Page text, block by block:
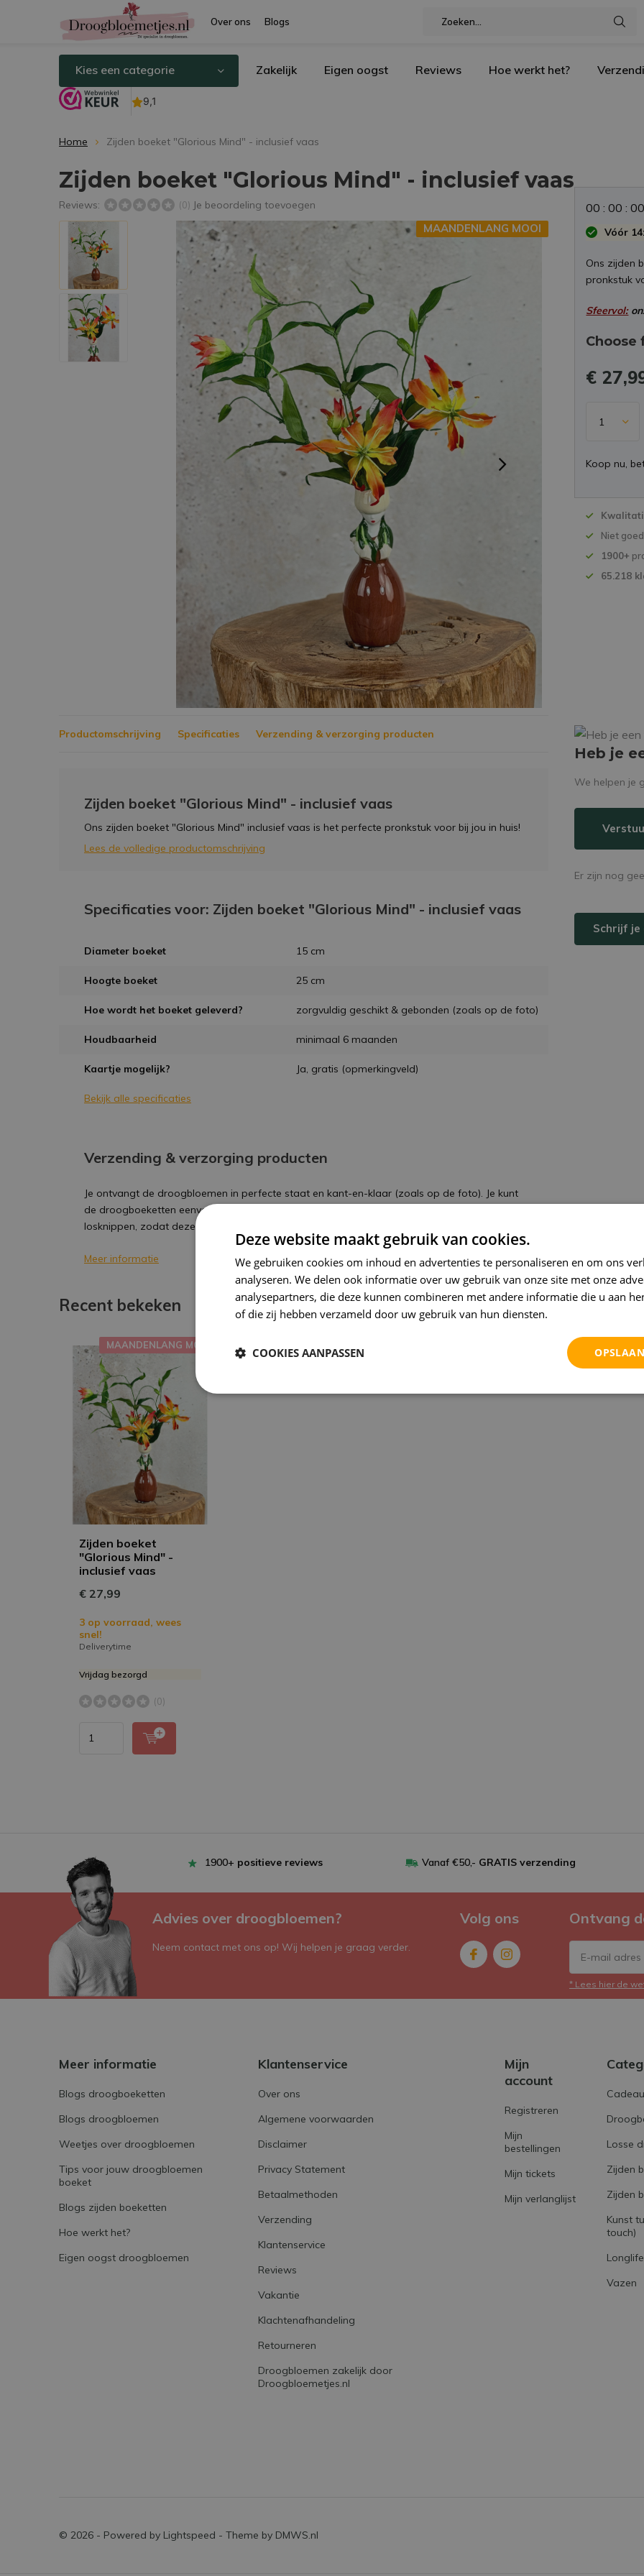
Over ons Blogs
Kies een categorie Zakelijk Eigen oogst Reviews Hoe werkt het?
Home Zijden boeket "Glorious Mind" - inclusief vaas
Zijden boeket "Glorious Mind" - inclusief vaas
Reviews: (0) Je beoordeling toevoegen
MAANDENLANG MOOI
00 :00 :00
Vóór
Ons zijden
pronkstuk
Sfeervol:
Choose
€
Koop nu,
Niet
1900+
65.218
Productomschrijving Specificaties Verzending & verzorging producten
Zijden boeket "Glorious Mind" - inclusief vaas
Ons zijden boeket "Glorious Mind" inclusief vaas is het perfecte pronkstuk voor bij jou in huis!
Lees de volledige productomschrijving
Specificaties voor: Zijden boeket "Glorious Mind" - inclusief vaas
Diameter boeket 15 cm
Hoogte boeket 25 cm
Hoe wordt het boeket geleverd? zorgvuldig geschikt & gebonden (zoals op de foto)
Houdbaarheid minimaal 6 maanden
Kaartje mogelijk? Ja, gratis (opmerkingveld)
Bekijk alle specificaties
Verzending & verzorging producten
Je ontvangt de droogbloemen in perfecte staat en kant-en-klaar (zoals op de foto). Je kunt
de droogboeketten eenvoudig in een vaas plaatsen en het touwtje van het boeket
losknippen, zodat deze mooi in de vaas valt.
Meer informatie
Heb je
We helpen je
Er zijn nog
Schrijf
Recent bekeken
Zijden boeket
"Glorious Mind" -
inclusief vaas
MAANDENLANG MOOI
€ 27,99
3 op voorraad, wees
snel!
Deliverytime
Vrijdag bezorgd
(0)
1900+ positieve reviews Vanaf €50,- GRATIS verzending
Advies over droogbloemen?
Neem contact met ons op! Wij helpen je graag verder.
Volg ons Ontvang
* Lees hier de
Meer informatie
Blogs droogboeketten
Blogs droogbloemen
Weetjes over droogbloemen
Tips voor jouw droogbloemen
boeket
Blogs zijden boeketten
Hoe werkt het?
Eigen oogst droogbloemen
Klantenservice
Over ons
Algemene voorwaarden
Disclaimer
Privacy Statement
Betaalmethoden
Verzending
Klantenservice
Reviews
Vakantie
Klachtenafhandeling
Retourneren
Droogbloemen zakelijk door
Droogbloemetjes.nl
Mijn
account
Registreren
Mijn
bestellingen
Mijn tickets
Mijn verlanglijst
Losse
Zijden
Zijden
Kunst
touch)
Vazen
© 2026 - Powered by Lightspeed - Theme by DMWS.nl
Deze website maakt gebruik van cookies.
We gebruiken cookies om inhoud en advertenties te personaliseren en om ons
analyseren. We delen ook informatie over uw gebruik van onze site met onze
analysepartners, die deze kunnen combineren met andere informatie die u aan
of die zij hebben verzameld door uw gebruik van hun diensten.
COOKIES AANPASSEN